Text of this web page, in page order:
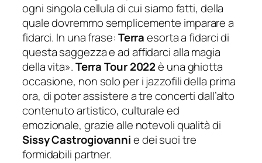
ogni singola cellula di cui siamo fatti, della
quale dovremmo semplicemente imparare a
fidarci. In una frase:Terraesorta a fidarci di
questa saggezza e ad affidarci alla magia
della vita».Terra Tour 2022è una ghiotta
occasione, non solo per i jazzofili della prima
ora, di poter assistere a tre concerti dall’alto
contenuto artistico, culturale ed
emozionale, grazie alle notevoli qualità di
Sissy Castrogiovannie dei suoi tre
formidabili partner.